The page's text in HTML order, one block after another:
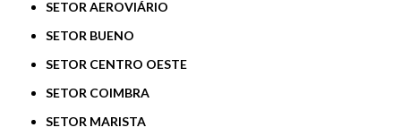
SETOR AEROVIÁRIO
SETOR BUENO
SETOR CENTRO OESTE
SETOR COIMBRA
SETOR MARISTA